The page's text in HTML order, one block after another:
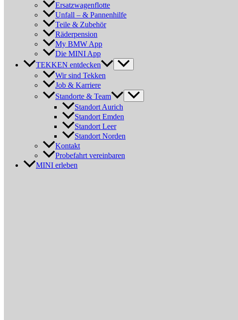
Ersatzwagenflotte
Unfall – & Pannenhilfe
Teile & Zubehör
Räderpension
My BMW App
Die MINI App
TEKKEN entdecken
Wir sind Tekken
Job & Karriere
Standorte & Team
Standort Aurich
Standort Emden
Standort Leer
Standort Norden
Kontakt
Probefahrt vereinbaren
MINI erleben